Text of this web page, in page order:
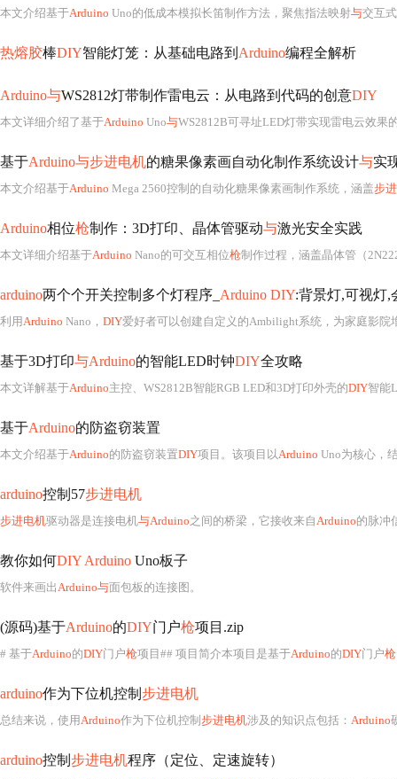
本文介绍基于Arduino Uno的低成本模拟长笛制作方法，聚焦指法映射与交互式音
热熔胶棒DIY智能灯笼：从基础电路到 Arduino编程全解析
Arduino与WS2812灯带制作雷电云：从电路到代码的创意DIY
本文详细介绍了基于Arduino Uno与WS2812B可寻址LED灯带实现雷电云效果
基于Arduino与步进电机的糖果像素画自动化制作系统设计与实
本文介绍基于Arduino Mega 2560控制的自动化糖果像素画制作系统，涵盖步
Arduino相位枪制作：3D打印、晶体管驱动与激光安全实践
本文详细介绍基于Arduino Nano的可交互相位枪制作过程，涵盖晶体管（2N2222）驱动5mW绿色激光模组的开关电路设计、单模拟引脚分压法读取双按钮的IO优化方案、3D打印结
arduino两个个开关控制多个灯程序_ Arduino DIY:背景灯,可视
利用Arduino Nano， DIY爱好者可以创建自定义的Ambilight系统，为家庭影院增添氛围；制作Zoom控制盒，方便会议操作；以及构建音乐可视
基于3D打印与Arduino的智能LED时钟DIY全攻略
本文详解基于Arduino主控、WS2812B智能RGB LED和3D打印外壳的DIY智能LED时钟
基于Arduino的防盗窃装置
本文介绍基于Arduino的防盗窃装置DIY项目。该项目以Arduino Uno为核心，结合超声
arduino控制57步进电机
步进电机驱动器是连接电机与Arduino之间的桥梁，它接收来自Arduino的脉冲
教你如何DIY Arduino Uno板子
软件来画出Arduino与面包板的连接图。
(源码)基于Arduino的DIY门户枪项目.zip
# 基于Arduino的DIY门户枪项目## 项目简介本项目是基于Arduino的DIY门户枪
arduino作为下位机控制 步进电机
总结来说，使用Arduino作为下位机控制 步进电机涉及的知识点包括： Arduino
arduino控制 步进电机程序（定位、定速旋转）